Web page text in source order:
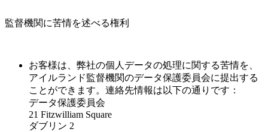
監督機関に苦情を述べる権利
お客様は、弊社の個人データの処理に関する苦情を、
アイルランド監督機関のデータ保護委員会に提出する
ことができます。連絡先情報は以下の通りです：
データ保護委員会
21 Fitzwilliam Square
ダブリン 2